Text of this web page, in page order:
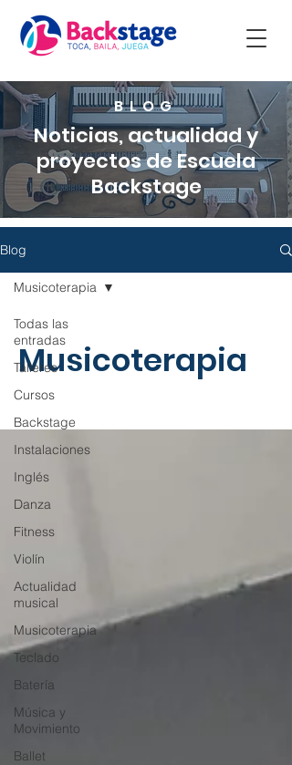
BLOG
Noticias, actualidad y
proyectos de Escuela
Backstage
Blog
Todas las
entradas
Talleres
Cursos
Backstage
Instalaciones
Inglés
Danza
Fitness
Violín
Actualidad
musical
Musicoterapia
Teclado
Batería
Música y
Movimiento
Ballet
Musicoterapia
Musicoterapia